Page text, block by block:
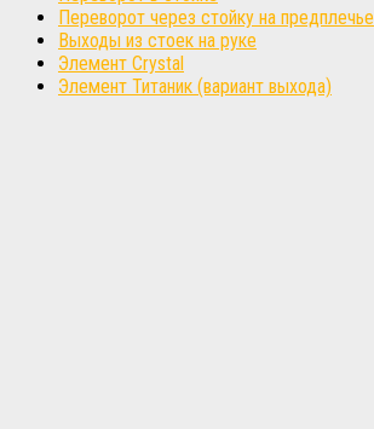
Переворот через стойку на предплечье
Выходы из стоек на руке
Элемент Crystal
Элемент Титаник (вариант выхода)